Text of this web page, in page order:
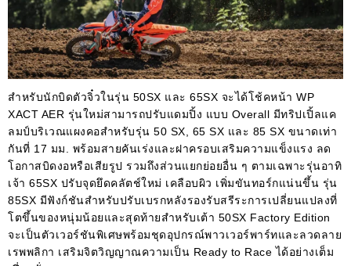
สำหรับนักบิดตัวจิ๋วในรุ่น 50SX และ 65SX จะได้โช้คหน้า WP
XACT AER รุ่นใหม่สามารถปรับแดมปิ้ง แบบ Overall มีทริปเปิ้ลแค
ลมป์บริเวณแผงคอสำหรับรุ่น 50 SX, 65 SX และ 85 SX ขนาดเท่า
กันที่ 17 มม. พร้อมสายคันเร่งและฝาครอบเสริมความแข็งแรง ลด
โอกาสบิดงอหรือเสียรูป รวมถึงส่วนแยกย่อยอื่น ๆ ตามเฉพาะรุ่นอาทิ
เจ้า 65SX ปรับจุดยึดคลัตช์ใหม่ เคลือบผิว เพิ่มขันทอร์กแน่นขึ้น รุ่น
85SX มีฟังก์ชันสำหรับปรับเบรกหลังรองรับสรีระการเปลี่ยนแปลงที่
โตขึ้นของหนุ่มน้อยและสุดท้ายสำหรับเต้า 50SX Factory Edition
จะเป็นตัวเวอร์ชันพิเศษพร้อมชุดอุปกรณ์พาวเวอร์พาร์ทและลวดลาย
เรพพลิกา เสริมจิตวิญญาณความเป็น Ready to Race ได้อย่างเต็ม